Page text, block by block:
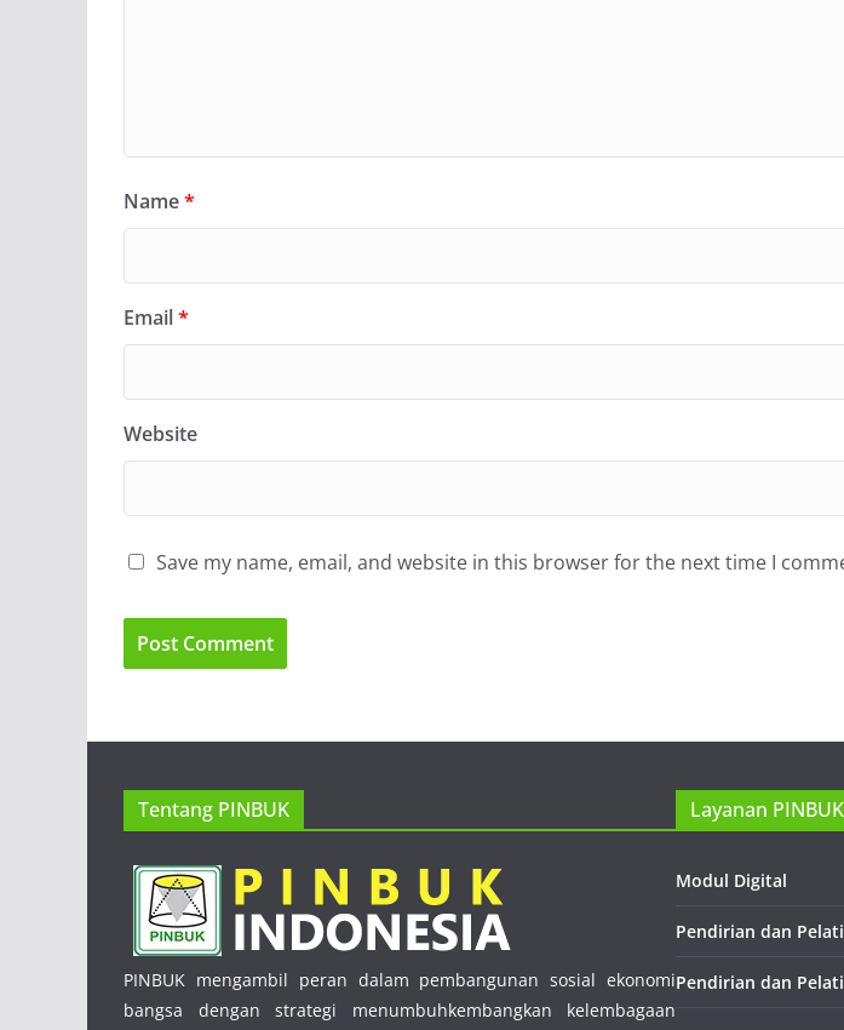
Name*
Email*
Website
Save my name, email, and website in this browser for the next time I
Tentang PINBUK
PINBUK mengambil peran dalam pembangunan sosial ekonomi
bangsa dengan strategi menumbuhkembangkan kelembagaan
Layanan PINBUK
Modul Digital
Pendirian dan
Pendirian dan